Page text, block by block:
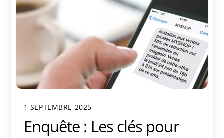
1 SEPTEMBRE 2025
Enquête : Les clés pour